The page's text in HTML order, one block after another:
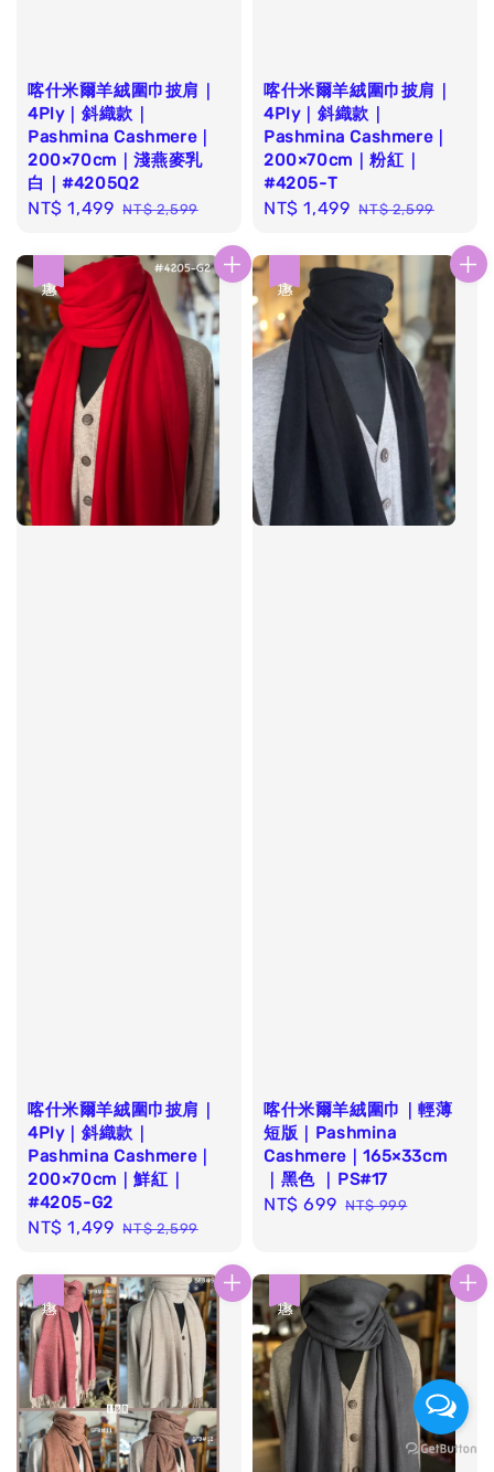
喀什米爾羊絨圍巾披肩｜
4Ply｜斜織款｜
Pashmina Cashmere｜
200×70cm｜淺燕麥乳
白｜#4205Q2
Sale
NT$ 1,499 Regular
NT$ 2,599
喀什米爾羊絨圍巾披肩｜
4Ply｜斜織款｜
Pashmina Cashmere｜
200×70cm｜粉紅｜
#4205-T
Sale
NT$ 1,499 Regular
NT$ 2,599
喀什米爾羊絨圍巾披肩｜
4Ply｜斜織款｜
Pashmina Cashmere｜
200×70cm｜鮮紅｜
#4205-G2
Sale
NT$ 1,499 Regular
NT$ 2,599
喀什米爾羊絨圍巾｜輕薄
短版｜Pashmina
Cashmere｜165×33cm
｜黑色 ｜PS#17
Sale
NT$ 699 Regular
NT$ 999